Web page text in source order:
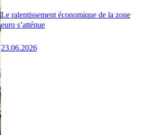
Le ralentissement économique de la zone
euro s’atténue
23.06.2026